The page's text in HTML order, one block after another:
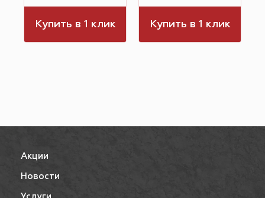
Купить в 1 клик Купить в 1 клик
Акции
Новости